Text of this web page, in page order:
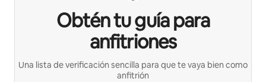
Obtén tu guía para
anfitriones
Una lista de verificación sencilla para que te vaya bien como
anfitrión